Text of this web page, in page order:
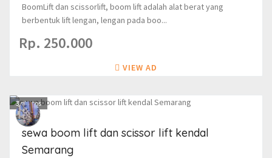
BoomLift dan scissorlift, boom lift adalah alat berat yang
berbentuk lift lengan, lengan pada boo...
Rp. 250.000
VIEW AD
3photos
sewa boom lift dan scissor lift kendal
Semarang